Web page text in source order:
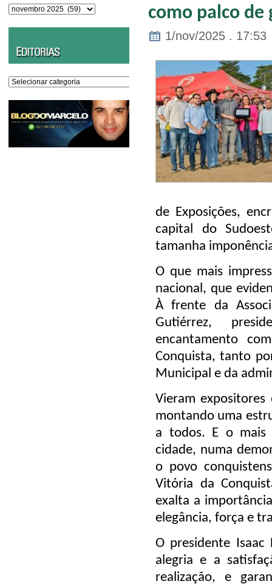
Arquivos
Editorias
como palco de
1/nov/2025 . 17:53
de Exposições,
capital do
tamanha
O que mais
nacional, que
À frente da
Gutiérrez,
encantamento
Conquista, tanto
Municipal e da
Vieram
montando uma
a todos. E o
cidade, numa
o povo
Vitória da
exalta a
elegância, força e
O presidente Isaac
alegria e a
realização, e